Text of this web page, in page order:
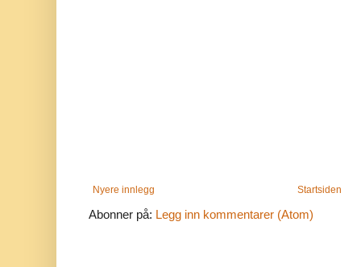
Nyere innlegg Startsiden
Abonner på: Legg inn kommentarer (Atom)